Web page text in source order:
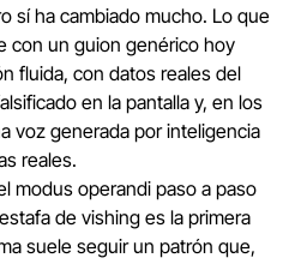
sí ha cambiado mucho. Lo que
con un guion genérico hoy
fluida, con datos reales del
en la pantalla y, en los
voz generada por inteligencia
reales.
modus operandi paso a paso
de vishing es la primera
suele seguir un patrón que,